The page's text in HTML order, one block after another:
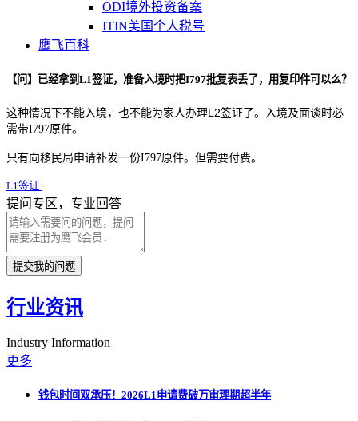
ODI境外投资备案
ITIN美国个人税号
鹰飞百科
【问】已经拿到L1签证，准备入境时把I797批复表丢了，用复印件可以么？
这种情况下不能入境，也不能为家人办理L2签证了。入境及面谈时必
需带I797原件。
只有向移民局申请补发一份I797原件。但需要付费。
L1签证
提问专区，专业回答
提交我的问题
行业资讯
Industry Information
更多
钱包时间双承压！2026L1申请费破万审理期超半年